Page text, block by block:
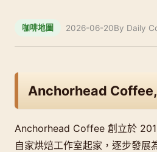
咖啡地圖 2026-06-20By Daily
Anchorhead
Anchorhead Coffee 創立於
自家烘焙工作室起家，逐步發展